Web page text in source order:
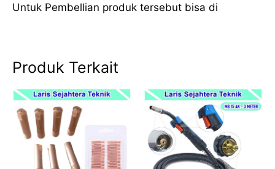
Untuk Pembellian produk tersebut bisa di
Produk Terkait